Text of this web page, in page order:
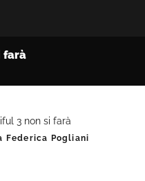
farà
3 non si farà
Federica Pogliani